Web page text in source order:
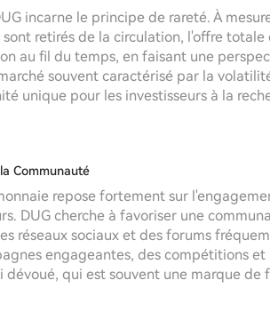
incarne le principe de rareté. À
retirés de la circulation, l'offre totale
au fil du temps, en faisant une
souvent caractérisé par la
unique pour les investisseurs à la
Communauté
repose fortement sur
DUG cherche à favoriser une
réseaux sociaux et des forums
engageantes, des compétitions
dévoué, qui est souvent une marque